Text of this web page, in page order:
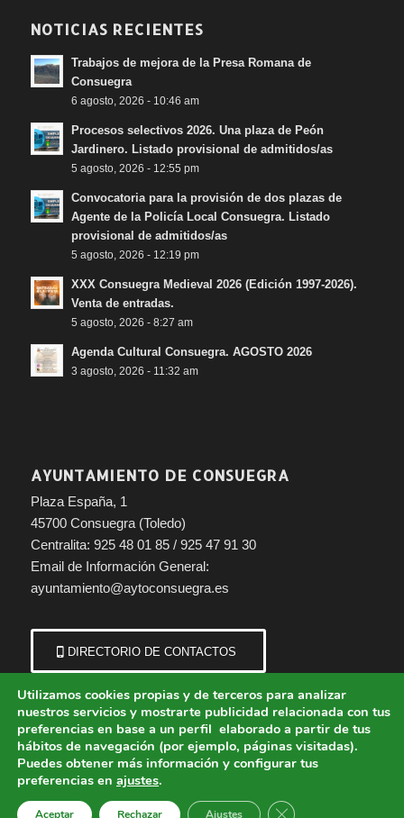
NOTICIAS RECIENTES
Trabajos de mejora de la Presa Romana de
Consuegra
6 agosto, 2026 - 10:46 am
Procesos selectivos 2026. Una plaza de Peón
Jardinero. Listado provisional de admitidos/as
5 agosto, 2026 - 12:55 pm
Convocatoria para la provisión de dos plazas de
Agente de la Policía Local Consuegra. Listado
provisional de admitidos/as
5 agosto, 2026 - 12:19 pm
XXX Consuegra Medieval 2026 (Edición 1997-2026).
Venta de entradas.
5 agosto, 2026 - 8:27 am
Agenda Cultural Consuegra. AGOSTO 2026
3 agosto, 2026 - 11:32 am
AYUNTAMIENTO DE CONSUEGRA
Plaza España, 1
45700 Consuegra (Toledo)
Centralita: 925 48 01 85 / 925 47 91 30
Email de Información General:
ayuntamiento@aytoconsuegra.es
DIRECTORIO DE CONTACTOS
© Copyright - Ayuntamiento de Consuegra (Toledo) | Portal municipal.
Utilizamos cookies propias y de terceros para analizar
nuestros servicios y mostrarte publicidad relacionada con tus
preferencias en base a un perfil elaborado a partir de tus
hábitos de navegación (por ejemplo, páginas visitadas).
Puedes obtener más información y configurar tus
preferencias en ajustes.
Aceptar Rechazar Ajustes Cerrar el banner de